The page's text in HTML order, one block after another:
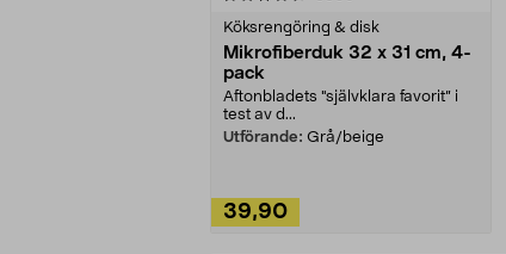
Köksrengöring & disk
Mikrofiberduk 32 x 31 cm, 4-
pack
Aftonbladets "självklara favorit” i
test av d...
Utförande: Grå/beige
39,90